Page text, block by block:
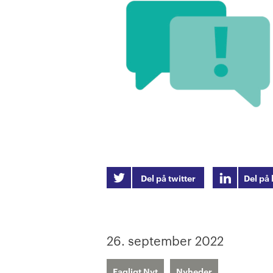
Del på twitter Del
26. september 2022